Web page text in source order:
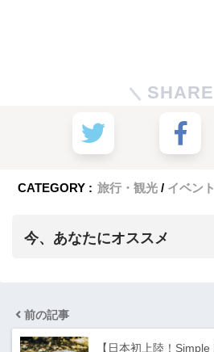
SHARE
CATEGORY : 旅行・観光 イベント
今、あなたにオススメ
前の記事
【日本初上陸！